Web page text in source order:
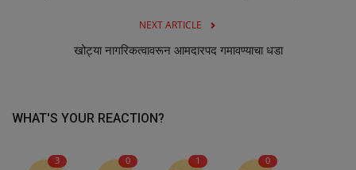
NEXT ARTICLE
खोट्या नागरिकत्वावरून आमदारपद गमावण्याचा धडा
WHAT'S YOUR REACTION?
3 0 1 0